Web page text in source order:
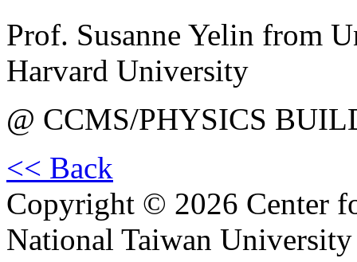
Prof. Susanne Yelin from
Harvard University
@ CCMS/PHYSICS
<< Back
Copyright © 2026 Center
National Taiwan University